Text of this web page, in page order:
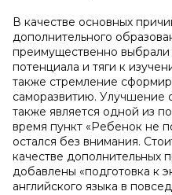
В качестве основных
дополнительного
преимущественно выбрали
потенциала и тяги к
также стремление
саморазвитию. Улучшение
также является одной из
время пункт «Ребенок не
остался без внимания.
качестве дополнительных
добавлены «подготовка к
английского языка в